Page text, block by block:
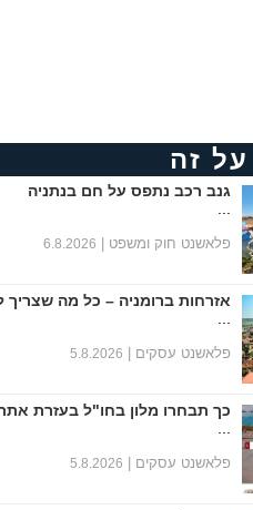
זה
גנב רכב נתפס על חם בנתניה
פלאשנט חוק ומשפט | 6.8.2026
אזרחות ברומניה – כל מה שצריך
פלאשנט עסקים | 5.8.2026
כך תבחרו מלון בחו"ל בעזרת
פלאשנט עסקים | 5.8.2026